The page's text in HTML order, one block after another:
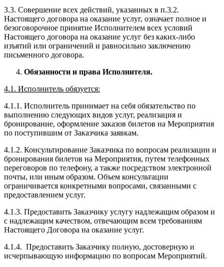
3.3. Совершение всех действий, указанных в п.3.2.
Настоящего договора на оказание услуг, означает полное и
безоговорочное принятие Исполнителем всех условий
Настоящего договора на оказание услуг без каких-либо
изъятий или ограничений и равносильно заключению
письменного договора.
Обязанности и права Исполнителя.
4.1. Исполнитель обязуется:
4.1.1. Исполнитель принимает на себя обязательство по
выполнению следующих видов услуг, реализация и
бронирование, оформление заказов билетов на Мероприятия
по поступившим от Заказчика заявкам.
4.1.2. Консультирование Заказчика по вопросам реализации и
бронирования билетов на Мероприятия, путем телефонных
переговоров по телефону, а также посредством электронной
почты, или иным образом. Объем консультации
ограничивается конкретными вопросами, связанными с
предоставлением услуг.
4.1.3. Предоставить Заказчику услугу надлежащим образом и
с надлежащим качеством, отвечающим всем требованиям
Настоящего Договора на оказание услуг.
4.1.4. Предоставить Заказчику полную, достоверную и
исчерпывающую информацию по вопросам Мероприятий.